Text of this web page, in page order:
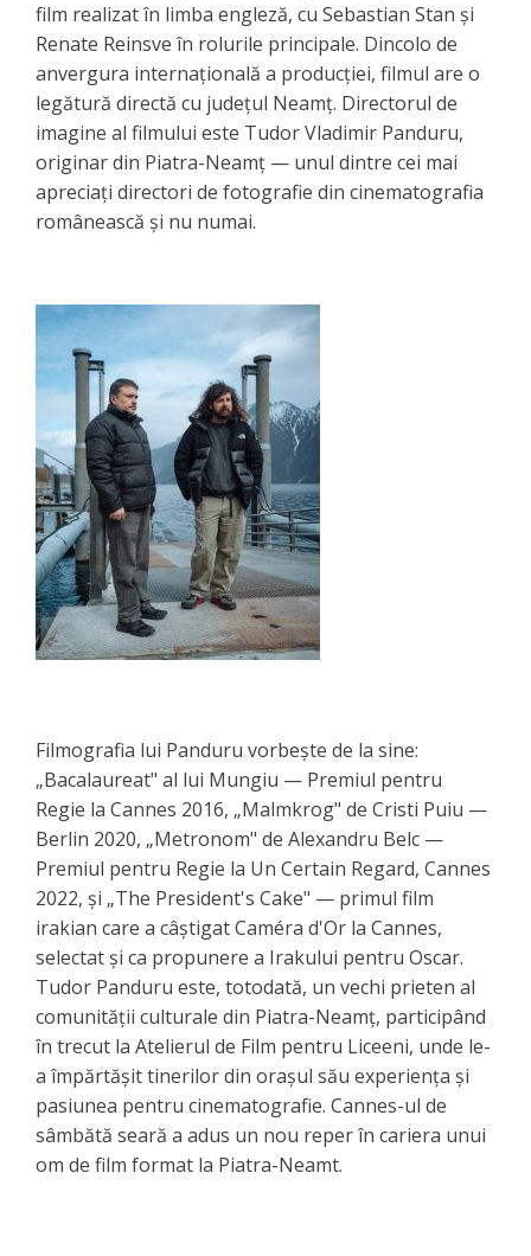
film realizat în limba engleză, cu Sebastian Stan și
Renate Reinsve în rolurile principale. Dincolo de
anvergura internațională a producției, filmul are o
legătură directă cu județul Neamț. Directorul de
imagine al filmului este Tudor Vladimir Panduru,
originar din Piatra-Neamț — unul dintre cei mai
apreciați directori de fotografie din cinematografia
românească și nu numai.
Filmografia lui Panduru vorbește de la sine:
„Bacalaureat" al lui Mungiu — Premiul pentru
Regie la Cannes 2016, „Malmkrog" de Cristi Puiu —
Berlin 2020, „Metronom" de Alexandru Belc —
Premiul pentru Regie la Un Certain Regard, Cannes
2022, și „The President's Cake" — primul film
irakian care a câștigat Caméra d'Or la Cannes,
selectat și ca propunere a Irakului pentru Oscar.
Tudor Panduru este, totodată, un vechi prieten al
comunității culturale din Piatra-Neamț, participând
în trecut la Atelierul de Film pentru Liceeni, unde le-
a împărtășit tinerilor din orașul său experiența și
pasiunea pentru cinematografie. Cannes-ul de
sâmbătă seară a adus un nou reper în cariera unui
om de film format la Piatra-Neamt.